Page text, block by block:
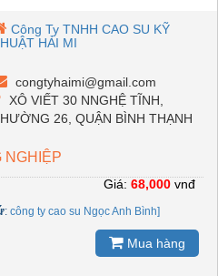
Công Ty TNHH CAO SU KỸ
HẢI MI
congtyhaimi@gmail.com
XÔ VIẾT 30 NNGHỆ TĨNH,
26, QUẬN BÌNH THẠNH
NGHIỆP
: công ty cao su Ngọc Anh Bình]
Giá: 68,000 vnđ
Mua hàng